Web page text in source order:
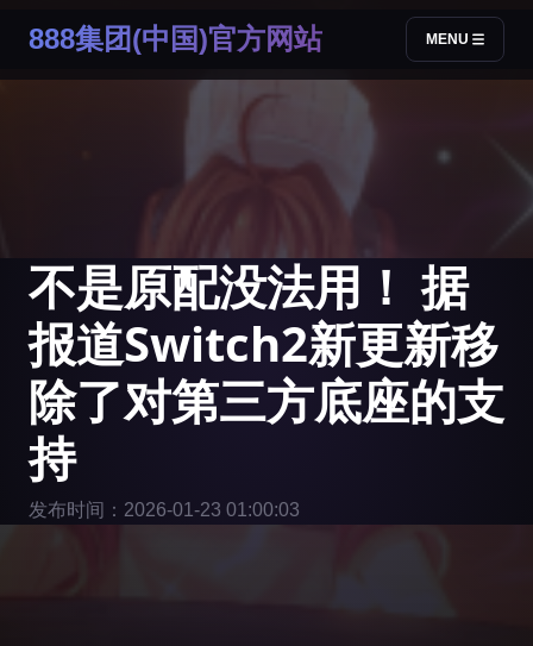
888集团(中国)官方网站 MENU
不是原配没法用！ 据
报道Switch2新更新移
除了对第三方底座的支
持
发布时间：2026-01-23 01:00:03